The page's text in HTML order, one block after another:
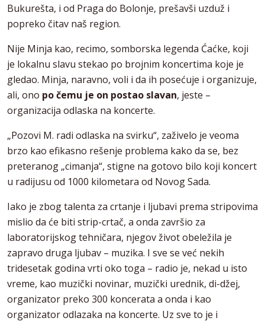
Bukurešta, i od Praga do Bolonje, prešavši uzduž i
popreko čitav naš region.
Nije Minja kao, recimo, somborska legenda Ćaćke, koji
je lokalnu slavu stekao po brojnim koncertima koje je
gledao. Minja, naravno, voli i da ih posećuje i organizuje,
ali, ono po čemu je on postao slavan, jeste –
organizacija odlaska na koncerte.
„Pozovi M. radi odlaska na svirku“, zaživelo je veoma
brzo kao efikasno rešenje problema kako da se, bez
preteranog „cimanja“, stigne na gotovo bilo koji koncert
u radijusu od 1000 kilometara od Novog Sada.
Iako je zbog talenta za crtanje i ljubavi prema stripovima
mislio da će biti strip-crtač, a onda završio za
laboratorijskog tehničara, njegov život obeležila je
zapravo druga ljubav – muzika. I sve se već nekih
tridesetak godina vrti oko toga – radio je, nekad u isto
vreme, kao muzički novinar, muzički urednik, di-džej,
organizator preko 300 koncerata a onda i kao
organizator odlazaka na koncerte. Uz sve to je i